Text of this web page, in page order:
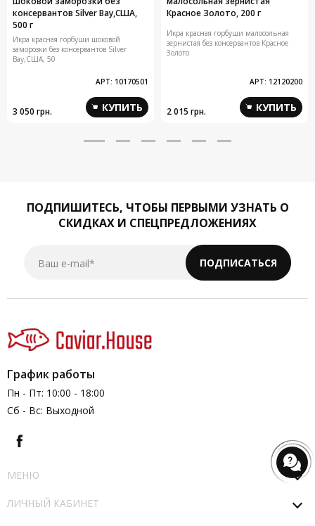
консервантов Silver Bay,США,
500 г
Икра красная горбуши шоковой
заморозки без консервантов Silver
Bay,США, 50
АРТ: 10170501
3 050 грн. КУПИТЬ
Красное Золото, 200 г
Икра красная горбуши малосольная
зернистая без консервантов Красное
Золото
АРТ: 12120200
2 015 грн. КУПИТЬ
ПОДПИШИТЕСЬ, ЧТОБЫ ПЕРВЫМИ УЗНАТЬ О
СКИДКАХ И СПЕЦПРЕДЛОЖЕНИЯХ
Ваш e-mail* ПОДПИСАТЬСЯ
График работы
Пн - Пт: 10:00 - 18:00
Сб - Вс: Выходной
МЕНЮ
ЛИЧНЫЙ КАБИНЕТ